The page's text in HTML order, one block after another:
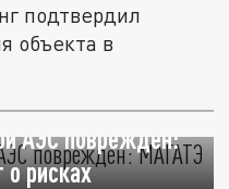
подтвердил
объекта в
АЭС повреждён:
рисках